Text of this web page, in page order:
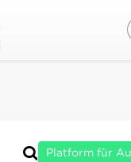
Platform für